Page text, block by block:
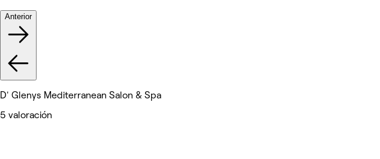
Anterior
D' Glenys Mediterranean Salon & Spa
5 valoración